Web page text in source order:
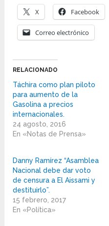
X Facebook
Correo electrónico
RELACIONADO
Táchira como plan piloto
para aumento de la
Gasolina a precios
internacionales.
24 agosto, 2016
En «Notas de Prensa»
Danny Ramírez “Asamblea
Nacional debe dar voto
de censura a El Aissami y
destituirlo”.
15 febrero, 2017
En «Política»